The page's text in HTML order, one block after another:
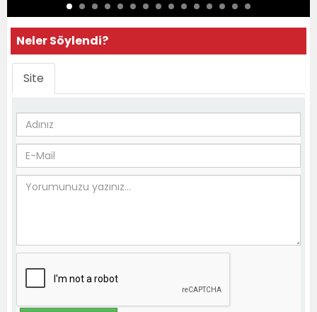
Neler Söylendi?
Site